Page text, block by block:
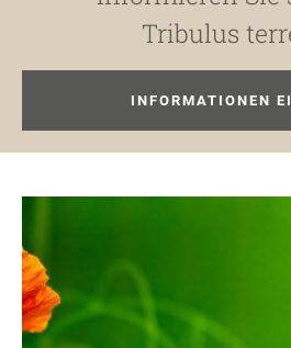
Tribulus
INFORMATIONEN